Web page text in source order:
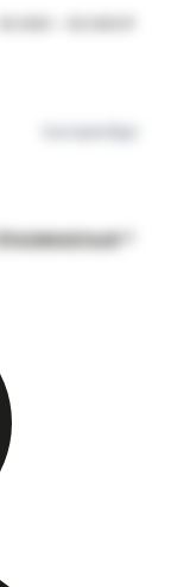
Откликнуться